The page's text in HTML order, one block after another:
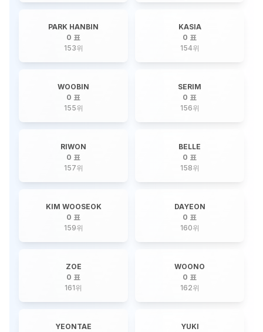
PARK HANBIN
0 표
153위
KASIA
0 표
154위
WOOBIN
0 표
155위
SERIM
0 표
156위
RIWON
0 표
157위
BELLE
0 표
158위
KIM WOOSEOK
0 표
159위
DAYEON
0 표
160위
ZOE
0 표
161위
WOONO
0 표
162위
YEONTAE
YUKI